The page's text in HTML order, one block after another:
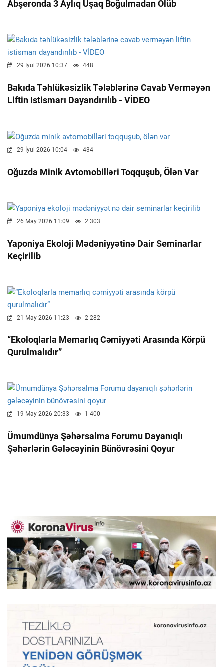
Abşeronda 3 Aylıq Uşaq Boğulmadan Ölüb
29 İyul 2026 10:37 448
Bakıda Təhlükəsizlik Tələblərinə Cavab Verməyən
Liftin Istismarı Dayandırılıb - VİDEO
29 İyul 2026 10:04 434
Oğuzda Minik Avtomobilləri Toqquşub, Ölən Var
26 May 2026 11:09 2 303
Yaponiya Ekoloji Mədəniyyətinə Dair Seminarlar
Keçirilib
21 May 2026 11:23 2 282
“Ekoloqlarla Memarlıq Cəmiyyəti Arasında Körpü
Qurulmalıdır”
19 May 2026 20:33 1 400
Ümumdünya Şəhərsalma Forumu Dayanıqlı
Şəhərlərin Gələcəyinin Bünövrəsini Qoyur